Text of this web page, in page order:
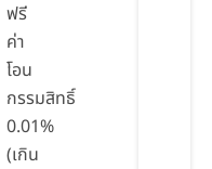
ฟรี
ค่า
โอน
กรรมสิทธิ์
0.01%
(เกิน